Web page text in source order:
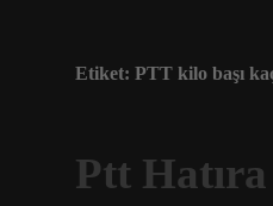
Etiket: PTT kilo başı
Ptt